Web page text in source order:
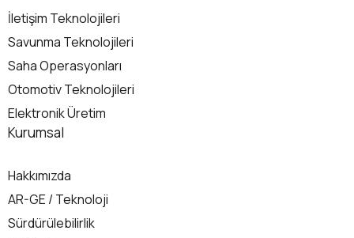
İletişim Teknolojileri
Savunma Teknolojileri
Saha Operasyonları
Otomotiv Teknolojileri
Elektronik Üretim
Kurumsal
Hakkımızda
AR-GE / Teknoloji
Sürdürülebilirlik